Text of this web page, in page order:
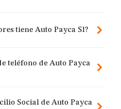
tiene Auto Payca Sl?
teléfono de Auto Payca
Social de Auto Payca